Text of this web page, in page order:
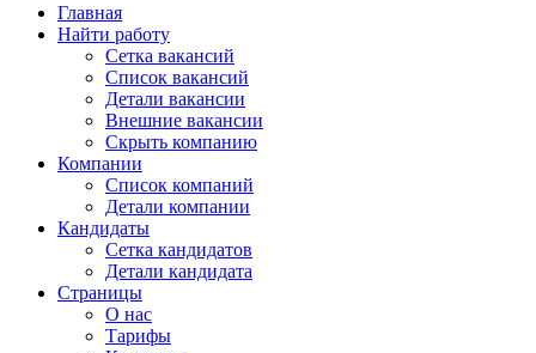
Главная
Найти работу
Сетка вакансий
Список вакансий
Детали вакансии
Внешние вакансии
Скрыть компанию
Компании
Список компаний
Детали компании
Кандидаты
Сетка кандидатов
Детали кандидата
Страницы
О нас
Тарифы